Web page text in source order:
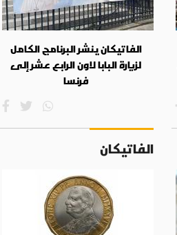
الفاتيكان ينشر البرنامج الكامل
لزيارة البابا لاون الرابع عشر إلى
فرنسا
الفاتيكان